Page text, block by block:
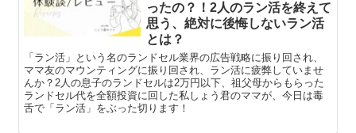
ったの？！2人のラン活を終えて
思う、絶対に後悔しないラン活
とは？
「ラン活」という名のランドセル業界の広告戦略に振り回され、
ママ友のマウンティングに振り回され、ラン活に疲弊していませ
んか？2人の息子のランドセルは2万円以下、祖父母からもらった
ランドセル代を全額投資に回した私しょう君のママが、今日は毒
舌で「ラン活」をぶった切ります！